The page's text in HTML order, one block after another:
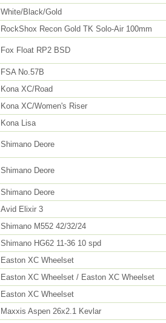
White/Black/Gold
RockShox Recon Gold TK Solo-Air 100mm
Fox Float RP2 BSD
FSA No.57B
Kona XC/Road
Kona XC/Women's Riser
Kona Lisa
Shimano Deore
Shimano Deore
Shimano Deore
Avid Elixir 3
Shimano M552 42/32/24
Shimano HG62 11-36 10 spd
Easton XC Wheelset
Easton XC Wheelset / Easton XC Wheelset
Easton XC Wheelset
Maxxis Aspen 26x2.1 Kevlar